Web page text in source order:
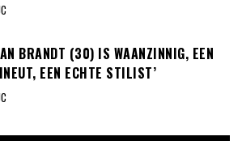
BRANDT (30) IS WAANZINNIG, EEN
EEN ECHTE STILIST’